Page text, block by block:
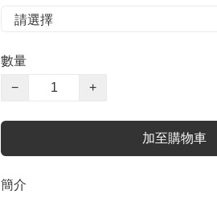
數量
−
+
加至購物車
簡介